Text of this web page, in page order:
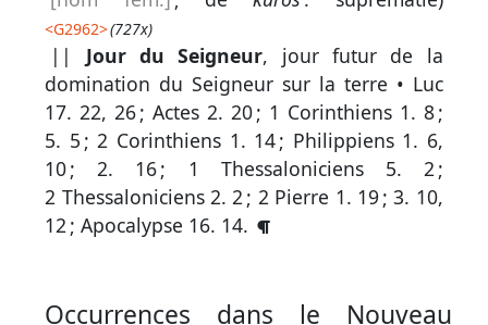
<G2962>(727x)
|| Jour du Seigneur, jour futur de la
domination du Seigneur sur la terre • Luc
17. 22, 26;Actes 2. 20; 1 Corinthiens 1. 8;
5. 5 ;2 Corinthiens 1. 14; Philippiens 1. 6,
10;2. 16; 1 Thessaloniciens 5. 2;
2 Thessaloniciens 2. 2; 2 Pierre 1. 19;3. 10,
12;Apocalypse 16. 14.
Occurrences dans le Nouveau
complémentaires
Abréviations
Termes
non
retenus
Ouvrages
référence